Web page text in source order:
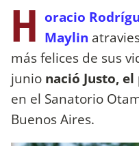
H oracio
Maylin
más felices de sus
junio nació Justo,
en el Sanatorio
Buenos Aires.